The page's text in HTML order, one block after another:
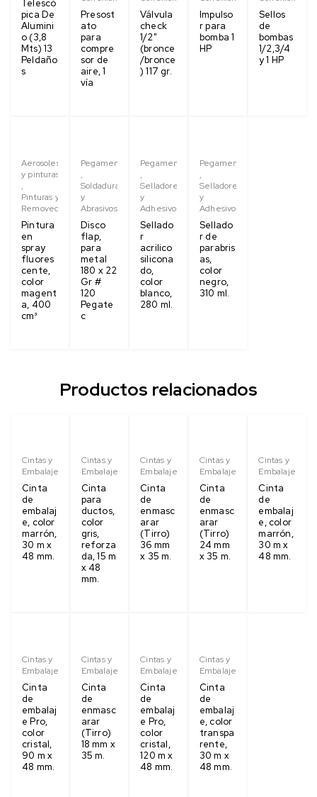
Telescó
pica De
Alumini
o (3,8
Mts) 13
Peldaño
s
Presost
ato
para
compre
sor de
aire, 1
vía
Válvula
check
1/2"
(bronce
/bronce
) 117 gr.
Impulso
r para
bomba 1
HP
Sellos
de
bombas
1/2,3/4
y 1 HP
Aerosoles
y pinturas
,
Pinturas y
Removedores
Pintura
en
spray
fluores
cente,
color
magent
a, 400
cm³
Pegamentos
,
Soldaduras
y
Abrasivos
Disco
flap,
para
metal
180 x 22
Gr #
120
Pegate
c
Pegamentos
,
Selladores
y
Adhesivos
Sellado
r
acrilico
silicona
do,
color
blanco,
280 ml.
Pegamentos
,
Selladores
y
Adhesivos
Sellado
r de
parabris
as,
color
negro,
310 ml.
Productos relacionados
Cintas y
Embalaje
Cinta
de
embalaj
e, color
marrón,
30 m x
48 mm.
Cintas y
Embalaje
Cinta
para
ductos,
color
gris,
reforza
da, 15 m
x 48
mm.
Cintas y
Embalaje
Cinta
de
enmasc
arar
(Tirro)
36 mm
x 35 m.
Cintas y
Embalaje
Cinta
de
enmasc
arar
(Tirro)
24 mm
x 35 m.
Cintas y
Embalaje
Cinta
de
embalaj
e, color
marrón,
30 m x
48 mm.
Cintas y
Embalaje
Cinta
de
embalaj
e Pro,
color
cristal,
90 m x
48 mm.
Cintas y
Embalaje
Cinta
de
enmasc
arar
(Tirro)
18 mm x
35 m.
Cintas y
Embalaje
Cinta
de
embalaj
e Pro,
color
cristal,
120 m x
48 mm.
Cintas y
Embalaje
Cinta
de
embalaj
e, color
transpa
rente,
30 m x
48 mm.